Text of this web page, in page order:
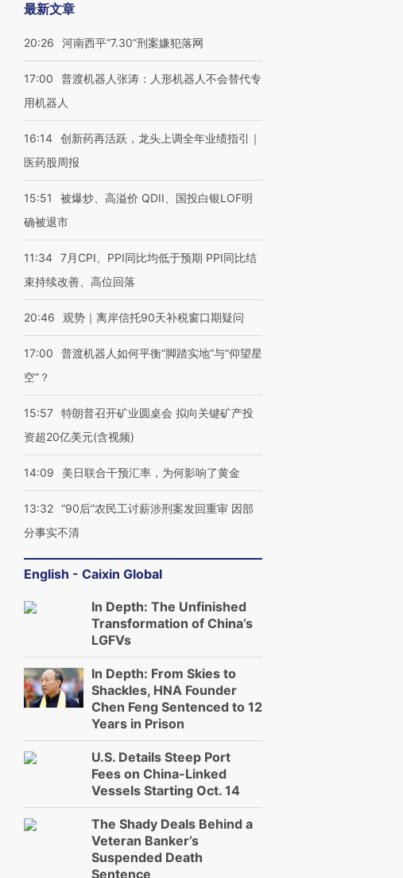
最新文章
20:26 河南西平“7.30”刑案嫌犯落网
17:00
普渡机器人张涛：人形机器人不会替代专
用机器人
16:14 创新药再活跃，龙头上调全年业绩指引｜
医药股周报
15:51
被爆炒、高溢价 QDII、国投白银LOF明
确被退市
11:34 7月CPI、PPI同比均低于预期 PPI同比结
束持续改善、高位回落
20:46 观势｜离岸信托90天补税窗口期疑问
17:00
普渡机器人如何平衡“脚踏实地”与“仰望星
空”？
15:57 特朗普召开矿业圆桌会 拟向关键矿产投
资超20亿美元(含视频)
14:09 美日联合干预汇率，为何影响了黄金
13:32 “90后”农民工讨薪涉刑案发回重审 因部
分事实不清
English - Caixin Global
In Depth: The Unfinished
Transformation of China’s
LGFVs
In Depth: From Skies to
Shackles, HNA Founder
Chen Feng Sentenced to 12
Years in Prison
U.S. Details Steep Port
Fees on China-Linked
Vessels Starting Oct. 14
The Shady Deals Behind a
Veteran Banker’s
Suspended Death
Sentence